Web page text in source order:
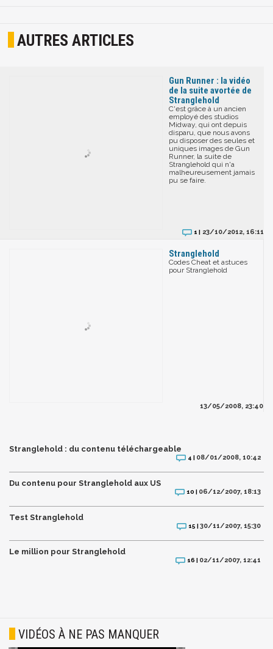
AUTRES ARTICLES
Gun Runner : la vidéo
de la suite avortée de
Stranglehold
C'est grâce à un ancien
employé des studios
Midway, qui ont depuis
disparu, que nous avons
pu disposer des seules et
uniques images de Gun
Runner, la suite de
Stranglehold qui n'a
malheureusement jamais
pu se faire.
1 | 23/10/2012, 16:11
Stranglehold
Codes Cheat et astuces
pour Stranglehold
13/05/2008, 23:40
Stranglehold : du contenu téléchargeable
4 | 08/01/2008, 10:42
Du contenu pour Stranglehold aux US
10 | 06/12/2007, 18:13
Test Stranglehold
15 |30/11/2007, 15:30
Le million pour Stranglehold
16 | 02/11/2007, 12:41
VIDÉOS À NE PAS MANQUER